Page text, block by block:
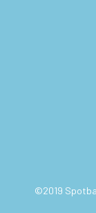
©2019